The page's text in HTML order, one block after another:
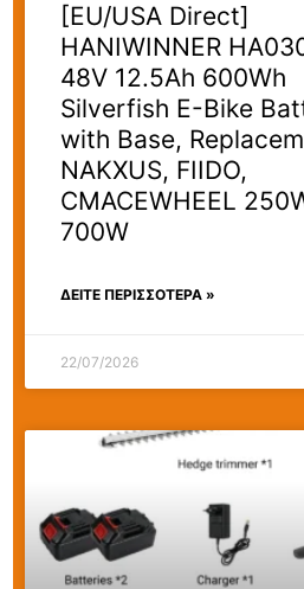
[EU/USA Direct]
HANIWINNER
48V 12.5Ah 600Wh
Silverfish E-Bike
with Base,
NAKXUS, FIIDO,
CMACEWHEEL
700W
ΔΕΊΤΕ ΠΕΡΙΣΣΟΤΕΡΑ »
22/07/2026